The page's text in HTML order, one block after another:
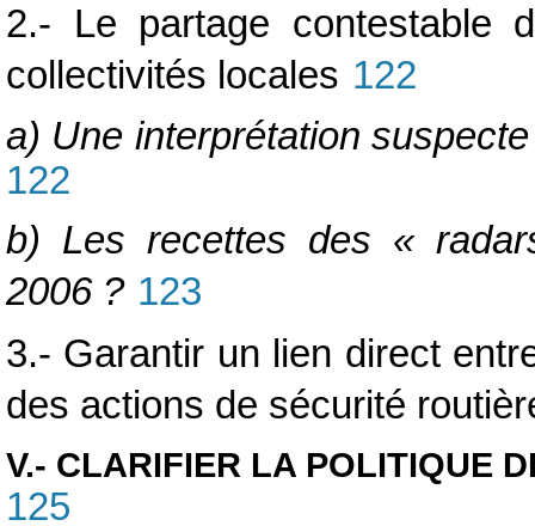
2.- Le partage contestable
collectivités locales 122
a) Une interprétation
122
b) Les recettes des «
2006 ? 123
3.- Garantir un lien direct
des actions de sécurité
V.- CLARIFIER LA POLITIQUE
125